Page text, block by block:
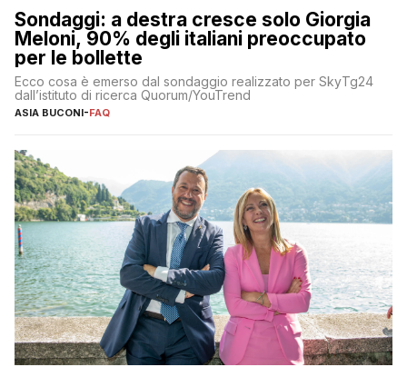
Sondaggi: a destra cresce solo Giorgia
Meloni, 90% degli italiani preoccupato
per le bollette
Ecco cosa è emerso dal sondaggio realizzato per SkyTg24
dall’istituto di ricerca Quorum/YouTrend
ASIA BUCONI-FAQ